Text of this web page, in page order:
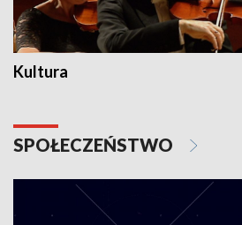
Kultura
SPOŁECZEŃSTWO